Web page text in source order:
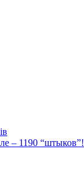
– 1190 “штыков”!